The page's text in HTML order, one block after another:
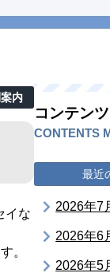
内
イな
。
コンテン
CONTENTS
最近
2026年7
2026年6
2026年5